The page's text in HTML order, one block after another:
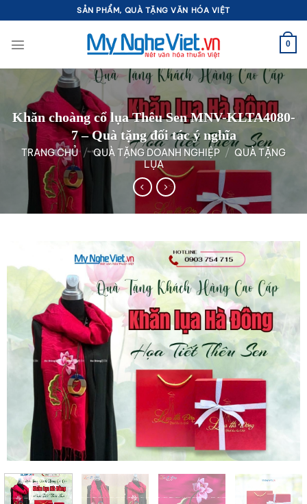
qua
nội
SẢN PHẨM, QUÀ TẶNG VĂN HÓA VIỆT
0
Khăn choàng cổ lụa Thêu Sen MNV-KLTA4080-
7 – Quà tặng đối tác ý nghĩa
TRANG CHỦ / QUÀ TẶNG DOANH NGHIỆP / QUÀ TẶNG
LỤA